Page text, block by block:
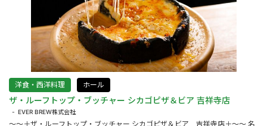
洋食・西洋料理 ホール
ザ・ルーフトップ・ブッチャー シカゴピザ＆ビア 吉祥寺店
EVER BREW株式会社
～～＋ザ・ルーフトップ・ブッチャー シカゴピザ＆ビア 吉祥寺店＋～～ 名